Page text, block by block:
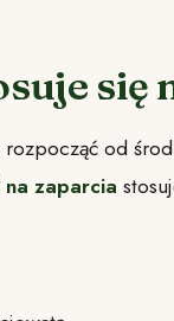
się
od
na zaparcia